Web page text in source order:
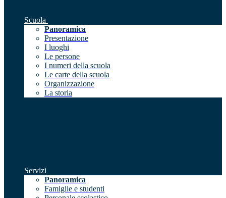
Scuola
Panoramica
Presentazione
I luoghi
Le persone
I numeri della scuola
Le carte della scuola
Organizzazione
La storia
Servizi
Panoramica
Famiglie e studenti